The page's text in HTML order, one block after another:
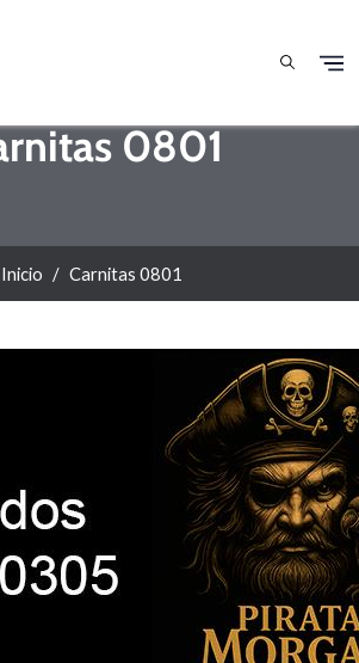
0801
Inicio Carnitas 0801